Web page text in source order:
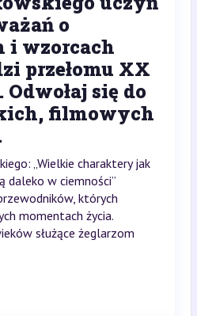
o
i wzorcach
przełomu XX
się do
filmowych
„Wielkie charaktery jak
daleko w ciemności”
których
momentach życia.
służące żeglarzom